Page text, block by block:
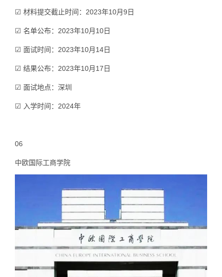
☑ 材料提交截止时间：2023年10月9日
☑ 名单公布：2023年10月10日
☑ 面试时间：2023年10月14日
☑ 结果公布：2023年10月17日
☑ 面试地点：深圳
☑ 入学时间：2024年
06
中欧国际工商学院